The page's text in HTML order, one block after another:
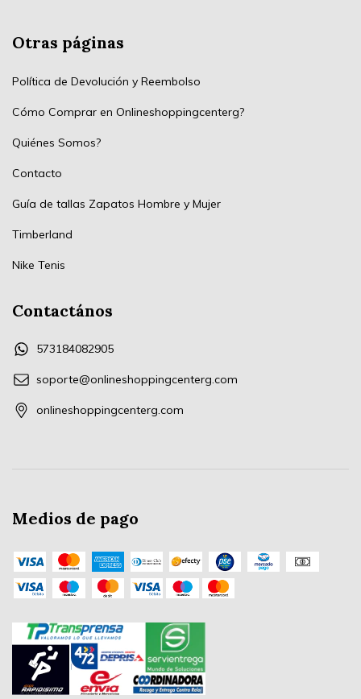
Otras páginas
Política de Devolución y Reembolso
Cómo Comprar en Onlineshoppingcenterg?
Quiénes Somos?
Contacto
Guía de tallas Zapatos Hombre y Mujer
Timberland
Nike Tenis
Contactános
573184082905
soporte@onlineshoppingcenterg.com
onlineshoppingcenterg.com
Medios de pago